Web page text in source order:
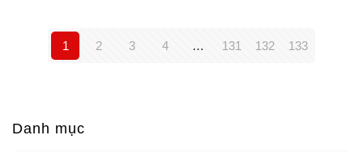
1 2 3 4 … 131 132 133
Danh mục